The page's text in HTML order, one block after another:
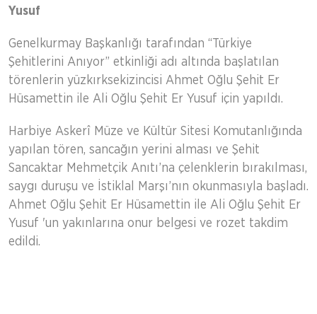
Yusuf
Genelkurmay Başkanlığı tarafından “Türkiye
Şehitlerini Anıyor” etkinliği adı altında başlatılan
törenlerin yüzkırksekizincisi Ahmet Oğlu Şehit Er
Hüsamettin ile Ali Oğlu Şehit Er Yusuf için yapıldı.
Harbiye Askerî Müze ve Kültür Sitesi Komutanlığında
yapılan tören, sancağın yerini alması ve Şehit
Sancaktar Mehmetçik Anıtı’na çelenklerin bırakılması,
saygı duruşu ve İstiklal Marşı’nın okunmasıyla başladı.
Ahmet Oğlu Şehit Er Hüsamettin ile Ali Oğlu Şehit Er
Yusuf 'un yakınlarına onur belgesi ve rozet takdim
edildi.